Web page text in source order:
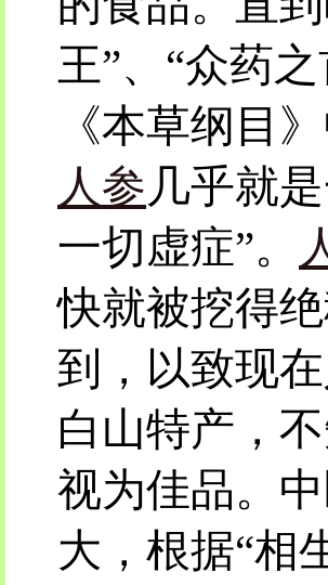
王”、“众药
《本草纲目
人参几乎就
一切虚症”。
快就被挖得
到，以致现
白山特产，
视为佳品。
大，根据“相